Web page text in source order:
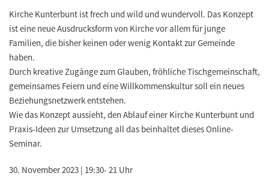
Kirche Kunterbunt ist frech und wild und wundervoll. Das Konzept
ist eine neue Ausdrucksform von Kirche vor allem für junge
Familien, die bisher keinen oder wenig Kontakt zur Gemeinde
haben.
Durch kreative Zugänge zum Glauben, fröhliche Tischgemeinschaft,
gemeinsames Feiern und eine Willkommenskultur soll ein neues
Beziehungsnetzwerk entstehen.
Wie das Konzept aussieht, den Ablauf einer Kirche Kunterbunt und
Praxis-Ideen zur Umsetzung all das beinhaltet dieses Online-
Seminar.
30. November 2023 | 19:30- 21 Uhr